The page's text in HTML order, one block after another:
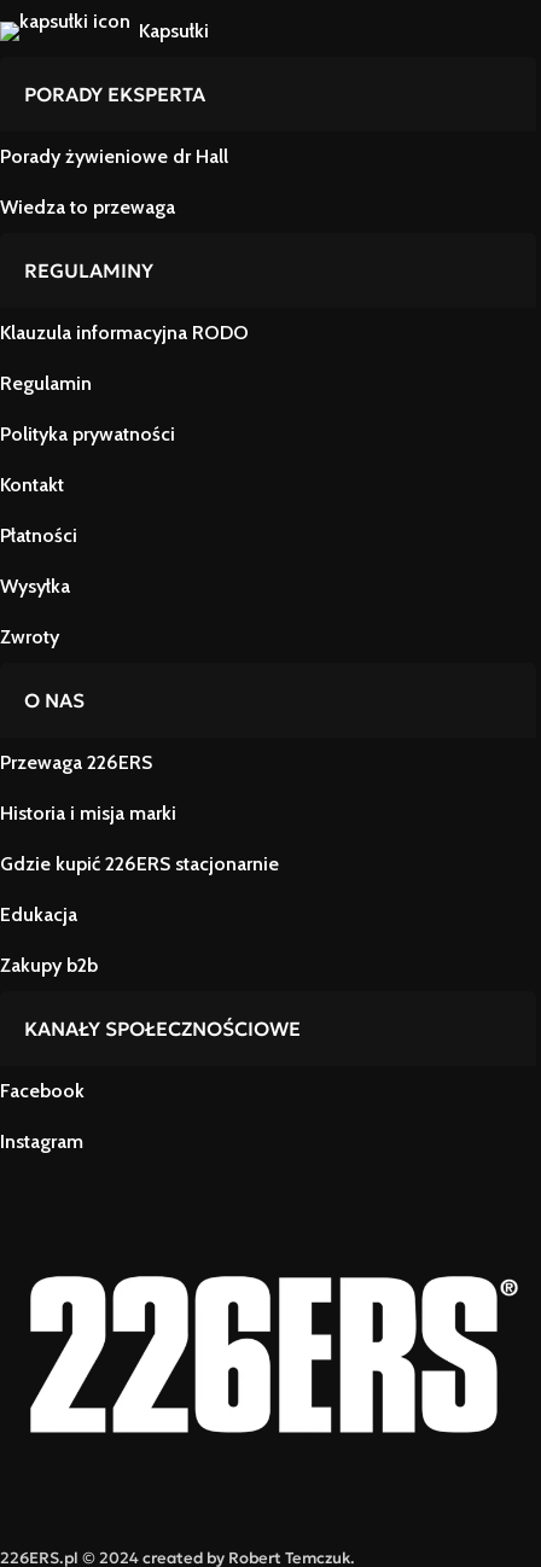
Kapsułki
PORADY EKSPERTA
Porady żywieniowe dr Hall
Wiedza to przewaga
REGULAMINY
Klauzula informacyjna RODO
Regulamin
Polityka prywatności
Kontakt
Płatności
Wysyłka
Zwroty
O NAS
Przewaga 226ERS
Historia i misja marki
Gdzie kupić 226ERS stacjonarnie
Edukacja
Zakupy b2b
KANAŁY SPOŁECZNOŚCIOWE
Facebook
Instagram
226ERS.pl © 2024 created by Robert Temczuk.